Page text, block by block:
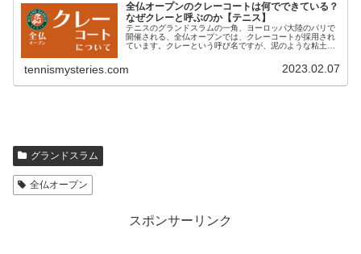
全仏オープンのクレーコートは何でできている？
なぜクレーと呼ぶのか【テニス】
テニスのグランドスラムの一角、ヨーロッパ大陸のパリで
開催される、全仏オープンでは、クレーコートが採用され
ています。クレーという呼び名ですが、泥のような粘土で
tennismysteries.com 2023.02.07
グランドスラム
全仏オープン
スポンサーリンク